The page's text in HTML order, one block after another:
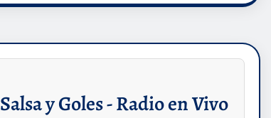
Salsa y Goles - Radio en Vivo